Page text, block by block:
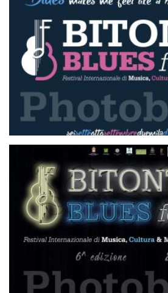
BBF 2018 PHOTOBOOK